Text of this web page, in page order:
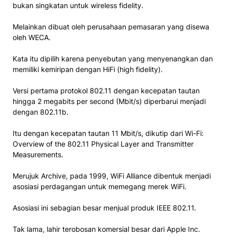
bukan singkatan untuk wireless fidelity.
Melainkan dibuat oleh perusahaan pemasaran yang disewa
oleh WECA.
Kata itu dipilih karena penyebutan yang menyenangkan dan
memiliki kemiripan dengan HiFi (high fidelity).
Versi pertama protokol 802.11 dengan kecepatan tautan
hingga 2 megabits per second (Mbit/s) diperbarui menjadi
dengan 802.11b.
Itu dengan kecepatan tautan 11 Mbit/s, dikutip dari Wi-Fi:
Overview of the 802.11 Physical Layer and Transmitter
Measurements.
Merujuk Archive, pada 1999, WiFi Alliance dibentuk menjadi
asosiasi perdagangan untuk memegang merek WiFi.
Asosiasi ini sebagian besar menjual produk IEEE 802.11.
Tak lama, lahir terobosan komersial besar dari Apple Inc.